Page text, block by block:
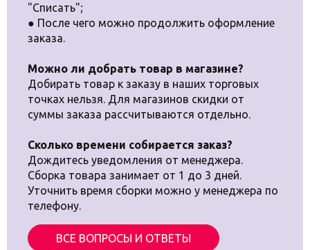
"Списать";
● После чего можно продолжить оформление
заказа.
Можно ли добрать товар в магазине?
Добирать товар к заказу в наших торговых
точках нельзя. Для магазинов cкидки от
суммы заказа рассчитываются отдельно.
Сколько времени собирается заказ?
Дождитесь уведомления от менеджера.
Сборка товара занимает от 1 до 3 дней.
Уточнить время сборки можно у менеджера по
телефону.
ВСЕ ВОПРОСЫ И ОТВЕТЫ